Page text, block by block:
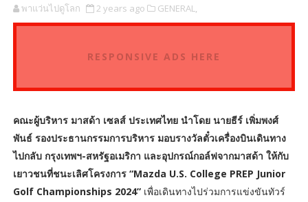
พาแว่นไปดูโลก 2 years ago GENERAL,
RESPONSIVE ADS HERE
คณะผู้บริหาร มาสด้า เซลส์ ประเทศไทย นำโดย นายธีร์ เพิ่มพงศ์
พันธ์ รองประธานกรรมการบริหาร มอบรางวัลตั๋วเครื่องบินเดินทาง
ไปกลับ กรุงเทพฯ-สหรัฐอเมริกา และอุปกรณ์กอล์ฟจากมาสด้า ให้กับ
เยาวชนที่ชนะเลิศโครงการ “Mazda U.S. College PREP Junior
Golf Championships 2024”เพื่อเดินทางไปร่วมการแข่งขันทัวร์